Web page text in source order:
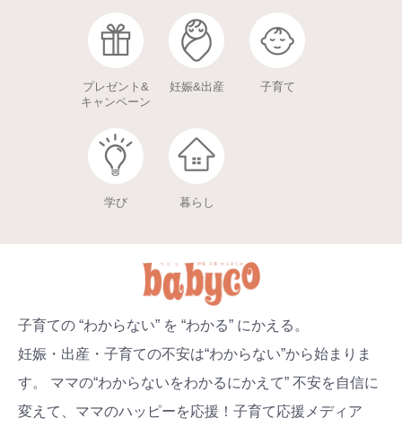
プレゼント&
キャンペーン
妊娠&出産 子育て
学び 暮らし
子育ての “わからない” を “わかる” にかえる。
妊娠・出産・子育ての不安は“わからない”から始まりま
す。 ママの“わからないをわかるにかえて” 不安を自信に
変えて、ママのハッピーを応援！子育て応援メディア